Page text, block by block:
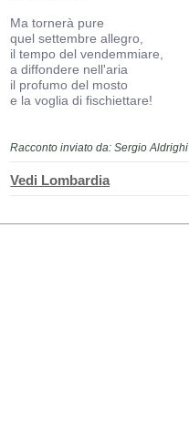
Ma tornerà pure
quel settembre allegro,
il tempo del vendemmiare,
a diffondere nell'aria
il profumo del mosto
e la voglia di fischiettare!
Racconto inviato da: Sergio Aldrighi
Vedi Lombardia